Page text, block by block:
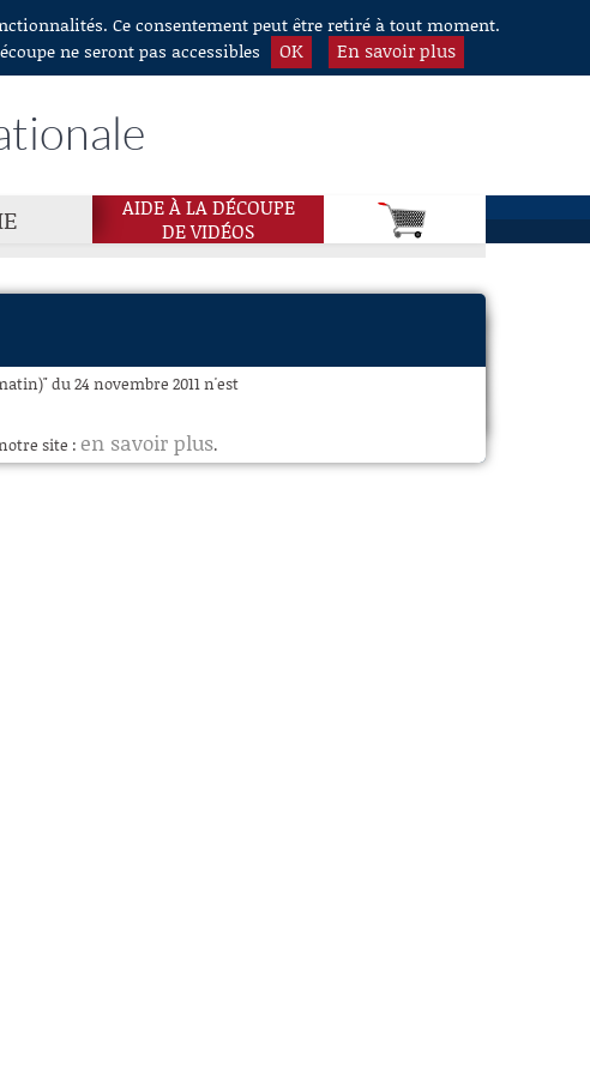
Ce consentement peut être retiré à tout moment.
ne seront pas accessibles
OK En savoir plus
AIDE À LA DÉCOUPE
DE VIDÉOS
du 24 novembre 2011 n'est
site : en savoir plus.